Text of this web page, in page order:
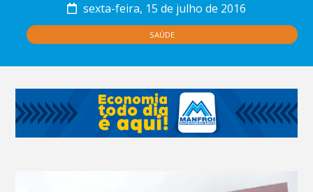
sexta-feira, 15 de julho de 2016
SAÚDE